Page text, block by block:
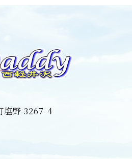
塩野 3267-4